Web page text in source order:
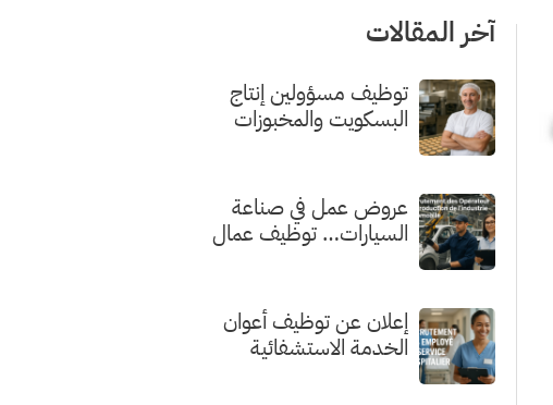
آخر المقالات
توظيف مسؤولين إنتاج
البسكويت والمخبوزات
عروض عمل في صناعة
السيارات… توظيف عمال
إعلان عن توظيف أعوان
الخدمة الاستشفائية